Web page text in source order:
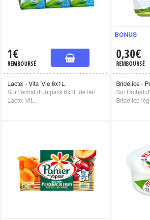
1€
REMBOURSÉ
Lactel - Vita 'Vie 6x1L
Sur l'achat d'un pack 6x1L de lait
Lactel Vit...
BONUS
0,30€
REMBOURSÉ
Bridélice -
Sur l'achat
Bridélice